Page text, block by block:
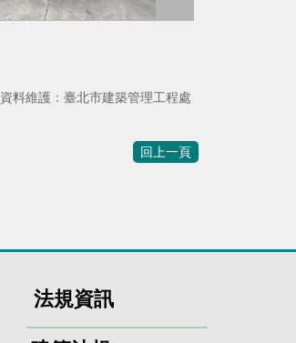
資料維護：臺北市建築管理工程處
回上一頁
法規資訊